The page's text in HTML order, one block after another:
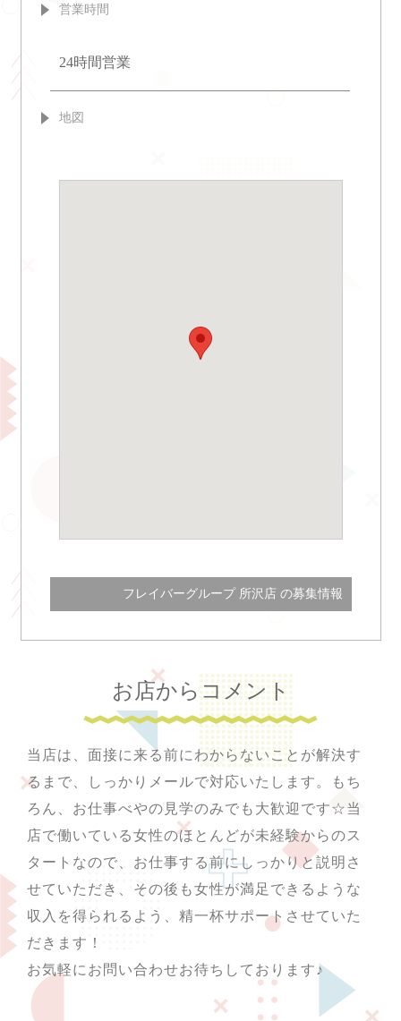
営業時間
24時間営業
地図
フレイバーグループ 所沢店 の募集情報
お店からコメント
当店は、面接に来る前にわからないことが解決す
るまで、しっかりメールで対応いたします。もち
ろん、お仕事べやの見学のみでも大歓迎です☆当
店で働いている女性のほとんどが未経験からのス
タートなので、お仕事する前にしっかりと説明さ
せていただき、その後も女性が満足できるような
収入を得られるよう、精一杯サポートさせていた
だきます！
お気軽にお問い合わせお待ちしております♪